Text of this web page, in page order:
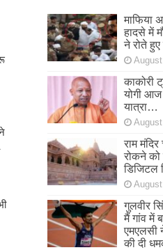
माफिया
हादसे में
ने रोते हुए
काकोरी
योगी आज
यात्रा…
राम मंदिर
रोकने को
डिजिटल
गुलवीर
मैं गांव में
एमएलसी
की दी